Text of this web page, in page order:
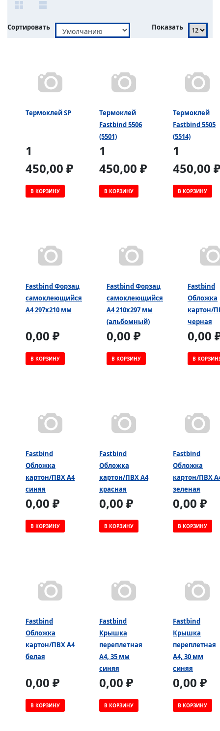
Сортировать Показать
Термоклей SP
1
450,00 ₽
В КОРЗИНУ
Термоклей
Fastbind 5506
(5501)
1
450,00 ₽
В КОРЗИНУ
Термоклей
Fastbind 5505
(5514)
1
450,00 ₽
В КОРЗИНУ
Fastbind Форзац
самоклеющийся
А4 297х210 мм
0,00 ₽
В КОРЗИНУ
Fastbind Форзац
самоклеющийся
А4 210х297 мм
(альбомный)
0,00 ₽
В КОРЗИНУ
Fastbind
Обложка
картон/
черная
0,00
В
Fastbind
Обложка
картон/ПВХ А4
синяя
0,00 ₽
В КОРЗИНУ
Fastbind
Обложка
картон/ПВХ А4
красная
0,00 ₽
В КОРЗИНУ
Fastbind
Обложка
картон/ПВХ
зеленая
0,00 ₽
В КОРЗИНУ
Fastbind
Обложка
картон/ПВХ А4
белая
0,00 ₽
В КОРЗИНУ
Fastbind
Крышка
переплетная
А4, 35 мм
синяя
0,00 ₽
В КОРЗИНУ
Fastbind
Крышка
переплетная
А4, 30 мм
синяя
0,00 ₽
В КОРЗИНУ